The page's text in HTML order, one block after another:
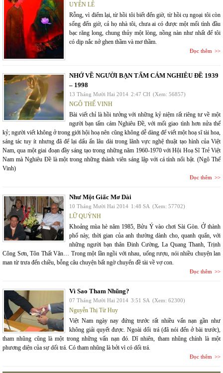
UYÊN LÊ
Rỗng, vì điểm lại, từ hồi tôi biết đến giờ, từ hồi cụ ngoại tôi còn
sống đến giờ, cả họ nhà tôi, chưa ai có được một mối tình đầu
bạc răng long, chung thủy một lòng, nồng nàn như nhất để tôi
có dịp nắc nở ghen thầm và mơ thầm.
Đọc thêm
NHỚ VỀ NGƯỜI BẠN TẤM CÁM NGHIÊU ĐỀ 1939
– 1998
13 Tháng Mười Hai 2014 2:47 CH (Xem: 56857)
NGÔ THẾ VINH
Bài viết chỉ là hồi tưởng với những kỷ niệm rất riêng tư về một
người bạn tấm cám Nghiêu Đề, với mối giao tình hơn nửa thế
kỷ; người viết không ở trong giới hội hoạ nên cũng không dễ dàng để viết một hoạ sĩ tài hoa,
sáng tác tuy ít nhưng đã để lại dấu ấn lâu dài trong lãnh vực nghệ thuật tạo hình của Việt
Nam, qua một giai đoạn đầy sáng tạo trong những năm 1960-1970 với Hội Hoạ Sĩ Trẻ Việt
Nam mà Nghiêu Đề là một trong những thành viên sáng lập với cá tính nổi bật. (Ngô Thế
Vinh)
Đọc thêm
Như Một Giấc Mơ Dài
10 Tháng Mười Hai 2014 1:48 SA (Xem: 57702)
LỮ QUỲNH
Khoảng mùa hè năm 1985, Bửu Ý vào chơi Sài Gòn. Ở thành
phố này, thời gian của anh thường dành cho, quanh quẩn, với
những người bạn thân Đinh Cường, La Quang Thanh, Trịnh
Công Sơn, Tôn Thất Văn… Trong một lần ngồi với nhau, uống rượu, nói nhiều chuyện lan
man từ trưa đến chiều, bỗng câu chuyện bất ngờ chuyển đề tài về vợ con.
Đọc thêm
Vì Sao Tham Nhũng?
07 Tháng Mười Hai 2014 3:51 SA (Xem: 62300)
Nguyễn Thị Từ Huy
Việt Nam ngày nay đứng trước rất nhiều vấn nạn gần như
không giải quyết được. Ngoài dối trá (đã nói đến ở bài trước),
tham nhũng cũng là một trong những vấn nạn đó. Dĩ nhiên, tham nhũng chính là một
phương diện của sự dối trá. Có tham nhũng là bởi vì có dối trá.
Đọc thêm